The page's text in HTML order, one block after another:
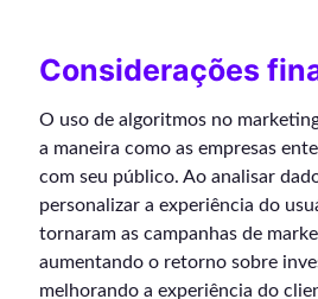
Considerações
O uso de algoritmos no
a maneira como as empresas
com seu público. Ao analisar
personalizar a experiência do
tornaram as campanhas de
aumentando o retorno sobre
melhorando a experiência do